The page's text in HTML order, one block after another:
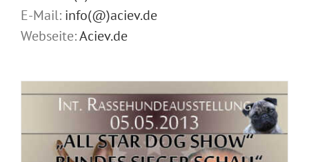
E-Mail: info(@)aciev.de
Webseite:Aciev.de